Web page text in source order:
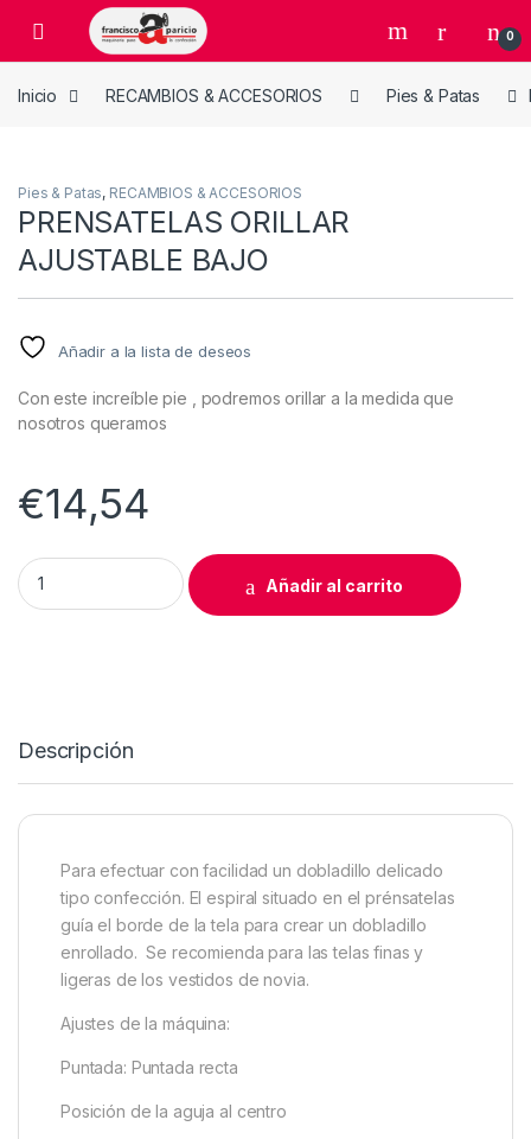
Skip to navigation
Skip to content
Open 0
Inicio RECAMBIOS & ACCESORIOS Pies & Patas
Pies & Patas, RECAMBIOS & ACCESORIOS
PRENSATELAS ORILLAR
AJUSTABLE BAJO
Añadir a la lista de deseos
Con este increíble pie , podremos orillar a la medida que
nosotros queramos
€14,54
PRENSATELAS ORILLAR AJUSTABLE BAJO quantity
Añadir al carrito
Descripción
Para efectuar con facilidad un dobladillo delicado
tipo confección. El espiral situado en el prénsatelas
guía el borde de la tela para crear un dobladillo
enrollado. Se recomienda para las telas finas y
ligeras de los vestidos de novia.
Ajustes de la máquina:
Puntada: Puntada recta
Posición de la aguja al centro